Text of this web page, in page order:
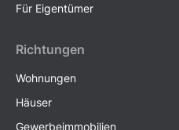
Für Eigentümer
Richtungen
Wohnungen
Häuser
Gewerbeimmobilien